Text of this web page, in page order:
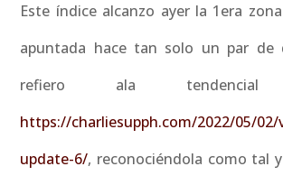
Este índice alcanzo ayer la 1era
apuntada hace tan solo un par de
refiero ala tendencial
https://charliesupph.com/2022/05/02/
update-6/, reconociéndola como tal